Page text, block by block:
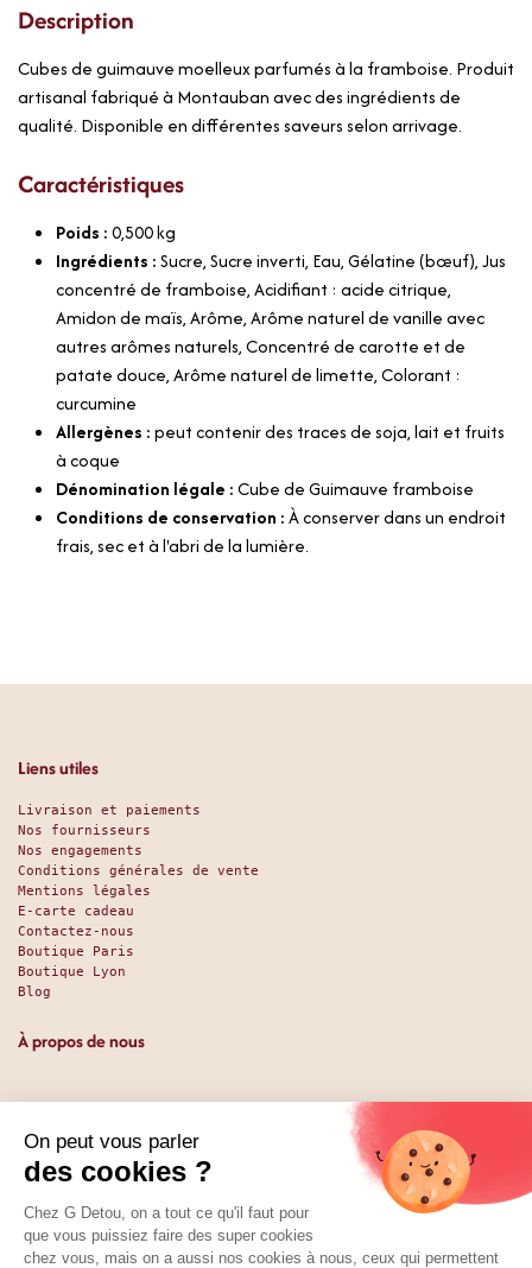
Description
Cubes de guimauve moelleux parfumés à la framboise. Produit
artisanal fabriqué à Montauban avec des ingrédients de
qualité. Disponible en différentes saveurs selon arrivage.
Caractéristiques
Poids :0,500kg
Ingrédients :Sucre, Sucre inverti, Eau, Gélatine (bœuf), Jus
concentré de framboise, Acidifiant : acide citrique,
Amidon de maïs, Arôme, Arôme naturel de vanille avec
autres arômes naturels, Concentré de carotte et de
patate douce, Arôme naturel de limette, Colorant :
curcumine
Allergènes :peut contenir des traces de soja, lait et fruits
à coque
Dénomination légale :Cube de Guimauve framboise
Conditions de conservation :À conserver dans un endroit
frais, sec et à l'abri de la lumière.
Liens utiles
Livraison et paiements
Nos fournisseurs
Nos engagements
Conditions générales de vente
Mentions légales
E-carte cadeau
Contactez-nous
Boutique Paris
Boutique Lyon
Blog
À propos de nous
Depuis 1951, nous accueillons les gourmands et les gourmets
en leur promettant des produits de qualité au meilleur
prix. Que vous soyez des pros ou des particuliers, que vous
cherchiez du sucré ou du salé, nous avons sans doute ce
qu’il vous faut. Et même des choses que vous ne soupçonniez
pas. La boutique existe depuis 1951, la vente en ligne
depuis 2025.